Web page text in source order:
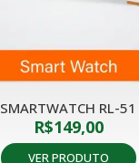
SMARTWATCH RL-51
R$149,00
VER PRODUTO